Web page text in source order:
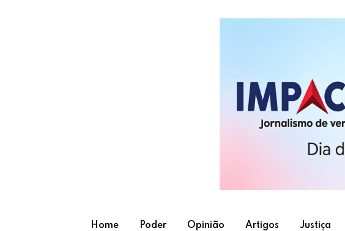
Home Poder Opinião Artigos Justiça